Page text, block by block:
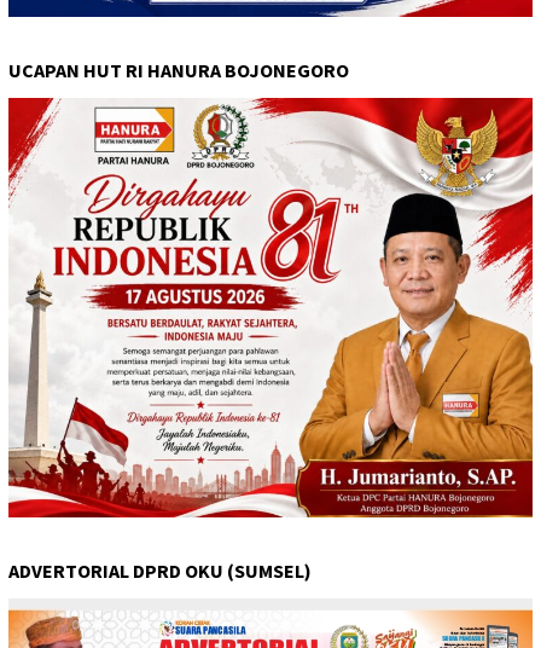
UCAPAN HUT RI HANURA BOJONEGORO
ADVERTORIAL DPRD OKU (SUMSEL)